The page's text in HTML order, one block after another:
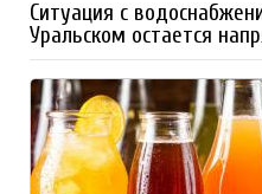
Ситуация с
Уральском остается